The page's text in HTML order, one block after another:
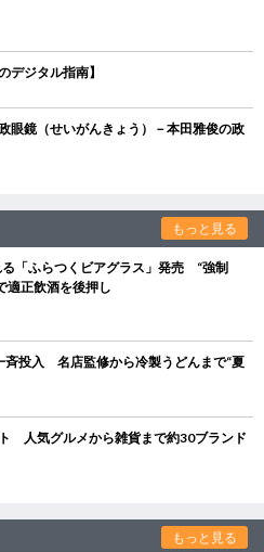
ジタル指南】
鏡（せいがんきょう）－本田雅俊の政
もっと見る
る「ふらつくビアグラス」発売 “強制
適正飲酒を後押し
斉投入 名店監修から冷製うどんまで“夏
人気グルメから雑貨まで約30ブランド
もっと見る